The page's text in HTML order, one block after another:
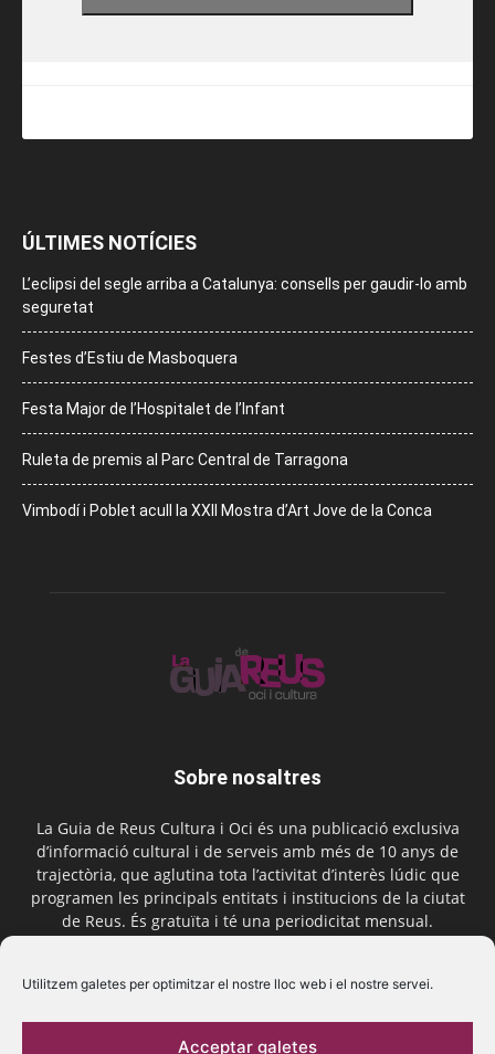
Utilitzem galetes per optimitzar el nostre lloc web i el nostre servei.
Acceptar galetes
ÚLTIMES NOTÍCIES
L’eclipsi del segle arriba a Catalunya: consells per gaudir-lo amb
seguretat
Festes d’Estiu de Masboquera
Festa Major de l’Hospitalet de l’Infant
Ruleta de premis al Parc Central de Tarragona
Vimbodí i Poblet acull la XXII Mostra d’Art Jove de la Conca
Sobre nosaltres
La Guia de Reus Cultura i Oci és una publicació exclusiva
d’informació cultural i de serveis amb més de 10 anys de
trajectòria, que aglutina tota l’activitat d’interès lúdic que
programen les principals entitats i institucions de la ciutat
de Reus. És gratuïta i té una periodicitat mensual.